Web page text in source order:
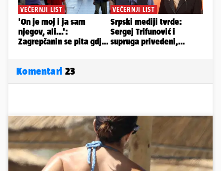
Komentari 23